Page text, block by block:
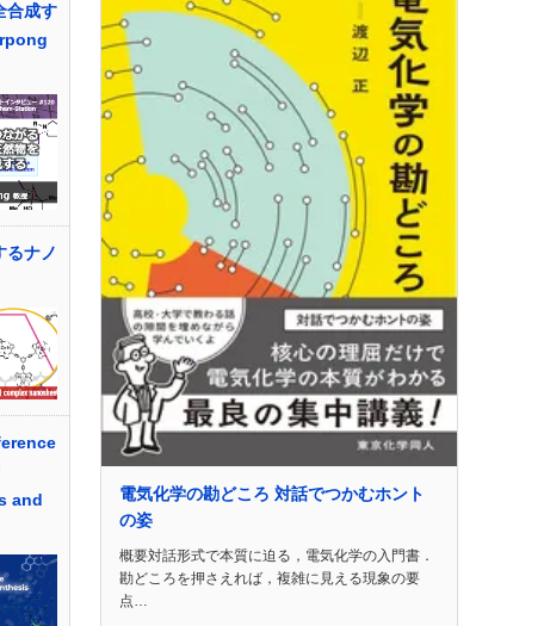
合成す
るナノ
and
電気化学の勘どころ 対話でつかむホント
の姿
概要対話形式で本質に迫る，電気化学の入門書．
勘どころを押さえれば，複雑に見える現象の要
点…